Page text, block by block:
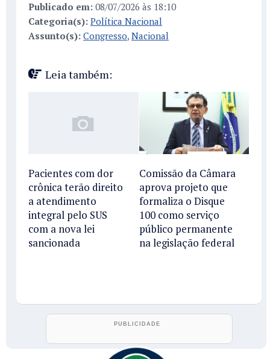
Publicado em: 08/07/2026 às 18:10
Categoria(s): Política Nacional
Assunto(s): Congresso, Nacional
Leia também:
Pacientes com dor
crônica terão direito
a atendimento
integral pelo SUS
com a nova lei
sancionada
Comissão da Câmara
aprova projeto que
formaliza o Disque
100 como serviço
público permanente
na legislação federal